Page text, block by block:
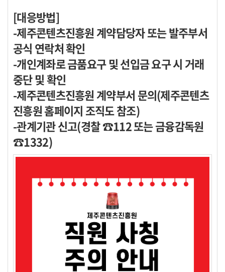
[대응방법]
-제주콘텐츠진흥원 계약담당자 또는 발주부서
공식 연락처 확인
-개인계좌로 금품요구 및 선입금 요구 시 거래
중단 및 확인
-제주콘텐츠진흥원 계약부서 문의(제주콘텐츠
진흥원 홈페이지 조직도 참조)
-관계기관 신고(경찰 ☎112 또는 금융감독원
☎1332)